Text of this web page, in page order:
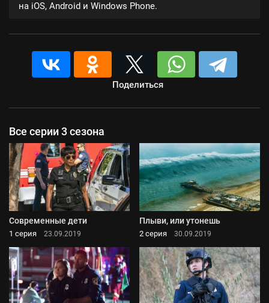
на iOS, Android и Windows Phone.
Поделиться
Все серии 3 сезона
Современные дети
1 серия 23.09.2019
Плыви, или утонешь
2 серия 30.09.2019